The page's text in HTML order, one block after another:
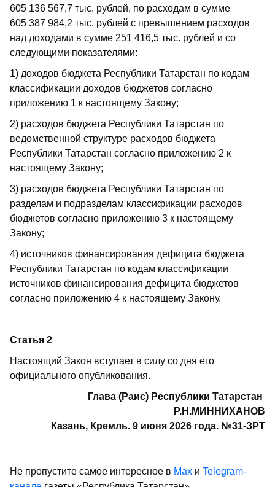
605 136 567,7 тыс. рублей, по расходам в сумме
605 387 984,2 тыс. рублей с превышением расходов
над доходами в сумме 251 416,5 тыс. рублей и со
следующими показателями:
1) доходов бюджета Республики Татарстан по кодам
классификации доходов бюджетов согласно
приложению 1 к настоящему Закону;
2) расходов бюджета Республики Татарстан по
ведомственной структуре расходов бюджета
Республики Татарстан согласно приложению 2 к
настоящему Закону;
3) расходов бюджета Республики Татарстан по
разделам и подразделам классификации расходов
бюджетов согласно приложению 3 к настоящему
Закону;
4) источников финансирования дефицита бюджета
Республики Татарстан по кодам классификации
источников финансирования дефицита бюджетов
согласно приложению 4 к настоящему Закону.
Статья 2
Настоящий Закон вступает в силу со дня его
официального опубликования.
Глава (Раис) Республики Татарстан
Р.Н.МИННИХАНОВ
Казань, Кремль. 9 июня 2026 года. №31-ЗРТ
Не пропустите самое интересное в Max и Telegram-